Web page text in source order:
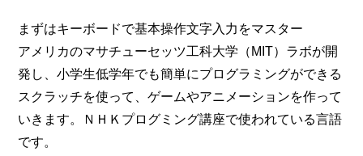
まずはキーボードで基本操作文字入力をマスター
アメリカのマサチューセッツ工科大学（MIT）ラボが開
発し、小学生低学年でも簡単にプログラミングができる
スクラッチを使って、ゲームやアニメーションを作って
いきます。ＮＨＫプログミング講座で使われている言語
です。